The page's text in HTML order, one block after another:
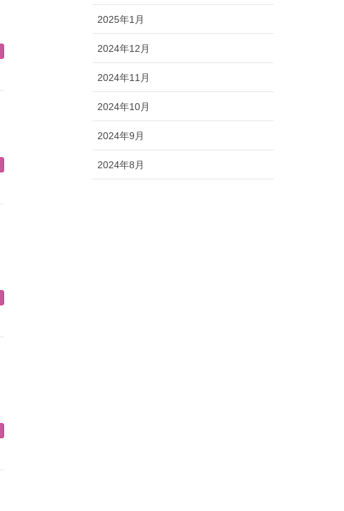
2025年1月
2024年12月
2024年11月
2024年10月
2024年9月
2024年8月